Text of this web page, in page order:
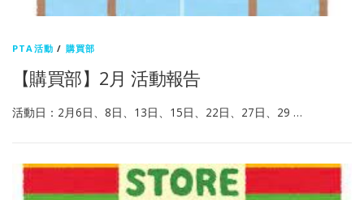
PTA活動 / 購買部
【購買部】2月 活動報告
活動日：2月6日、8日、13日、15日、22日、27日、29 …